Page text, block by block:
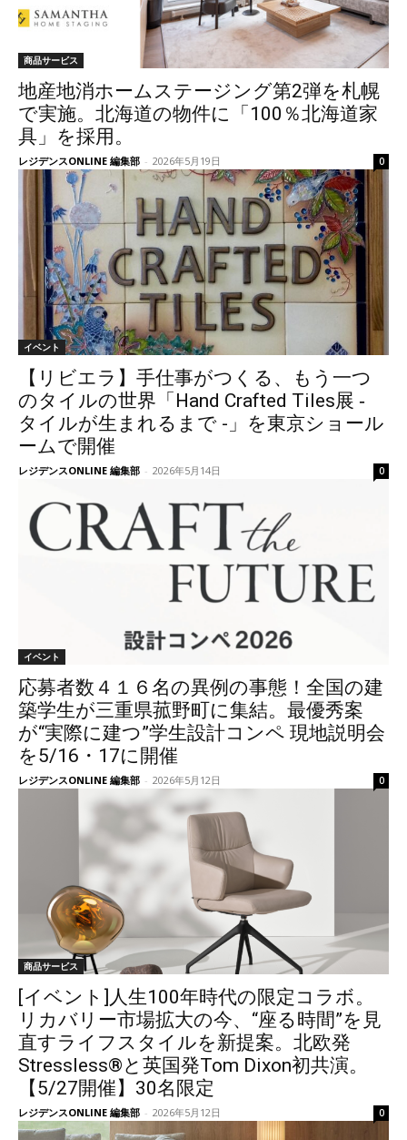
商品サービス
地産地消ホームステージング第2弾を札幌
で実施。北海道の物件に「100％北海道家
具」を採用。
レジデンスONLINE 編集部 - 2026年5月19日 0
イベント
【リビエラ】手仕事がつくる、もう一つ
のタイルの世界「Hand Crafted Tiles展 ‐
タイルが生まれるまで -」を東京ショール
ームで開催
レジデンスONLINE 編集部 - 2026年5月14日 0
イベント
応募者数４１６名の異例の事態！全国の建
築学生が三重県菰野町に集結。最優秀案
が“実際に建つ”学生設計コンペ 現地説明会
を5/16・17に開催
レジデンスONLINE 編集部 - 2026年5月12日 0
商品サービス
[イベント]人生100年時代の限定コラボ。
リカバリー市場拡大の今、“座る時間”を見
直すライフスタイルを新提案。北欧発
Stressless®と英国発Tom Dixon初共演。
【5/27開催】30名限定
レジデンスONLINE 編集部 - 2026年5月12日 0